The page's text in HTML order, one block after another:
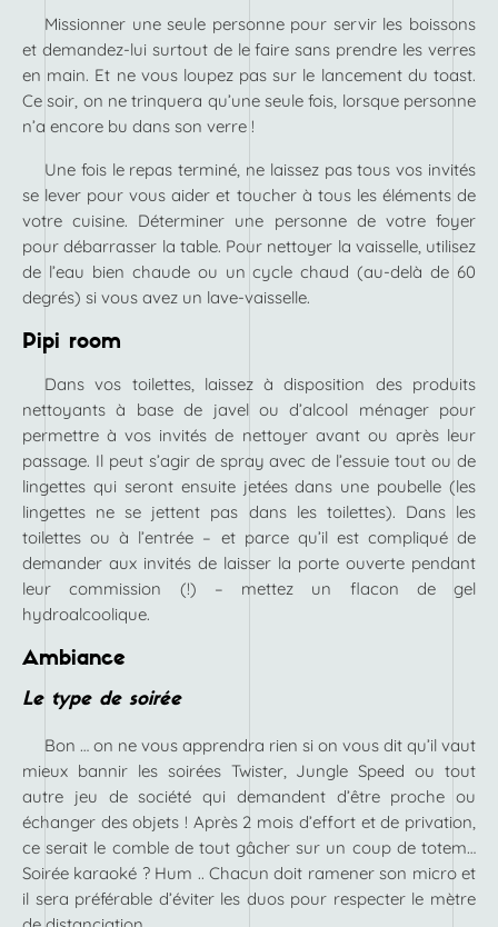
Missionner une seule personne pour servir les boissons
et demandez-lui surtout de le faire sans prendre les verres
en main. Et ne vous loupez pas sur le lancement du toast.
Ce soir, on ne trinquera qu’une seule fois, lorsque personne
n’a encore bu dans son verre !
Une fois le repas terminé, ne laissez pas tous vos invités
se lever pour vous aider et toucher à tous les éléments de
votre cuisine. Déterminer une personne de votre foyer
pour débarrasser la table. Pour nettoyer la vaisselle, utilisez
de l’eau bien chaude ou un cycle chaud (au-delà de 60
degrés) si vous avez un lave-vaisselle.
Pipi room
Dans vos toilettes, laissez à disposition des produits
nettoyants à base de javel ou d’alcool ménager pour
permettre à vos invités de nettoyer avant ou après leur
passage. Il peut s’agir de spray avec de l’essuie tout ou de
lingettes qui seront ensuite jetées dans une poubelle (les
lingettes ne se jettent pas dans les toilettes). Dans les
toilettes ou à l’entrée – et parce qu’il est compliqué de
demander aux invités de laisser la porte ouverte pendant
leur commission (!) – mettez un flacon de gel
hydroalcoolique.
Ambiance
Le type de soirée
Bon … on ne vous apprendra rien si on vous dit qu’il vaut
mieux bannir les soirées Twister, Jungle Speed ou tout
autre jeu de société qui demandent d’être proche ou
échanger des objets ! Après 2 mois d’effort et de privation,
ce serait le comble de tout gâcher sur un coup de totem…
Soirée karaoké ? Hum .. Chacun doit ramener son micro et
il sera préférable d’éviter les duos pour respecter le mètre